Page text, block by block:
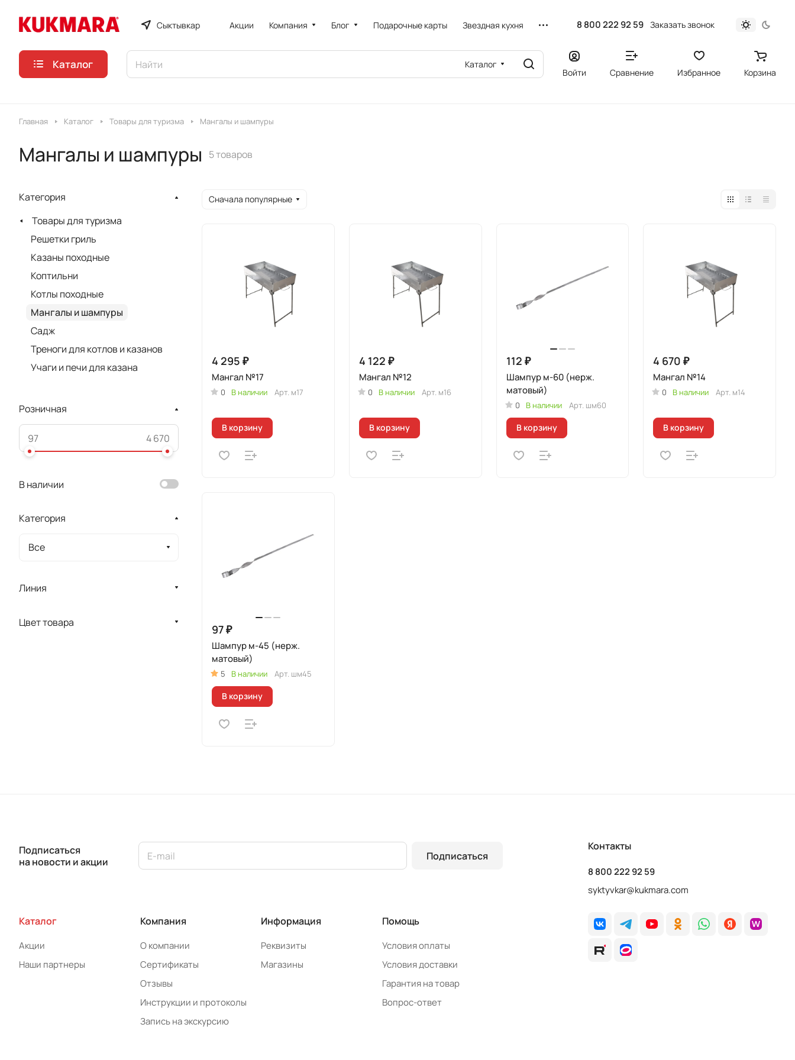
Сыктывкар Акции Компания Блог Подарочные карты Звездная кухня 8 800 222 92 59 Заказать звонок
Каталог Каталог
Войти Сравнение Избранное Корзина
Главная Каталог Товары для туризма Мангалы и шампуры
Мангалы и шампуры 5 товаров
Сначала популярные
4 295 ₽
Мангал №17
0 В наличии Арт. м17
В корзину
4 122 ₽
Мангал №12
0 В наличии Арт. м16
В корзину
112 ₽
Шампур м-60 (нерж.
матовый)
0 В наличии Арт. шм60
В корзину
4 670 ₽
Мангал №14
0 В наличии Арт. м14
В корзину
97 ₽
Шампур м-45 (нерж.
матовый)
5 В наличии Арт. шм45
В корзину
Категория
Товары для туризма
Решетки гриль
Казаны походные
Коптильни
Котлы походные
Мангалы и шампуры
Садж
Треноги для котлов и казанов
Учаги и печи для казана
Розничная
В наличии
Категория
Все
Линия
Цвет товара
Подписаться
на новости и акции
Подписаться
Каталог
Акции
Наши партнеры
Компания
О компании
Сертификаты
Отзывы
Инструкции и протоколы
Запись на экскурсию
Информация
Реквизиты
Магазины
Помощь
Условия оплаты
Условия доставки
Гарантия на товар
Вопрос-ответ
Контакты
8 800 222 92 59
syktyvkar@kukmara.com